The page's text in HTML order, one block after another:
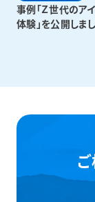
事例「Ｚ世代のア
体験」を公開しま